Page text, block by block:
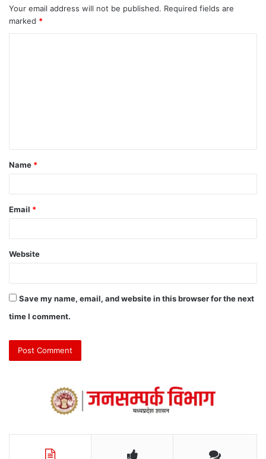
Your email address will not be published. Required fields are
marked *
Name *
Email *
Website
Save my name, email, and website in this browser for the next
time I comment.